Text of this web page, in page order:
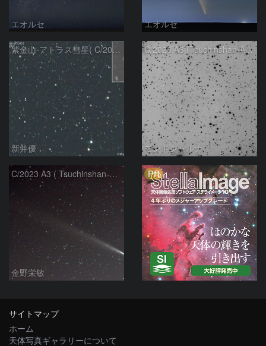
エオルセ エオルセ
紫金山-アトラス彗星( C/2023A3 )：2025/09/16
新井優
C/2023 A3 (Tsuchinshan-ATLAS)
モンドシャルナ
C/2023 A3 ( Tsuchinshan-ATLAS )
金野栄敏
PR
サイトマップ
ホーム
天体写真ギャラリーについて